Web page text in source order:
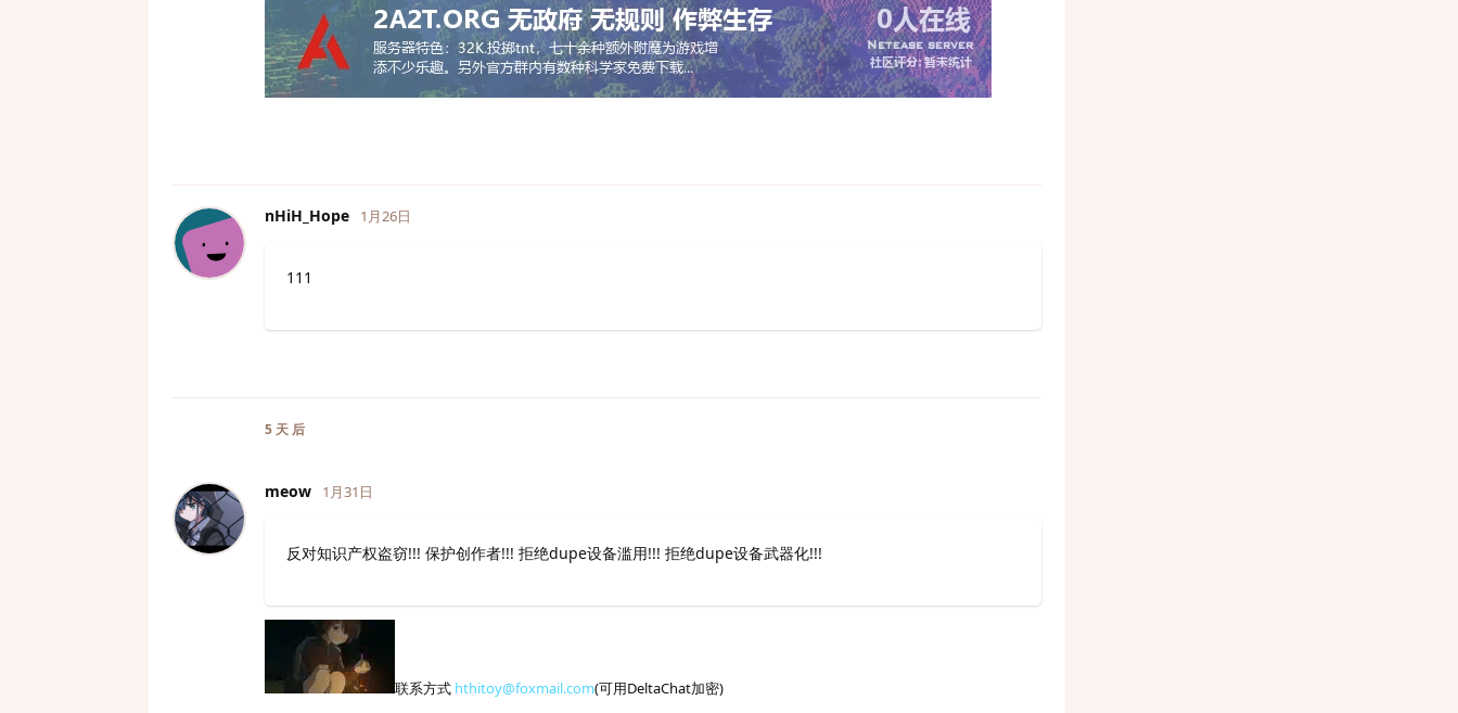
nHiH_Hope 1月26日
111
5 天 后
meow 1月31日
反对知识产权盗窃!!! 保护创作者!!! 拒绝dupe设备滥用!!! 拒绝dupe设备武器化!!!
联系方式 hthitoy@foxmail.com(可用DeltaChat加密)